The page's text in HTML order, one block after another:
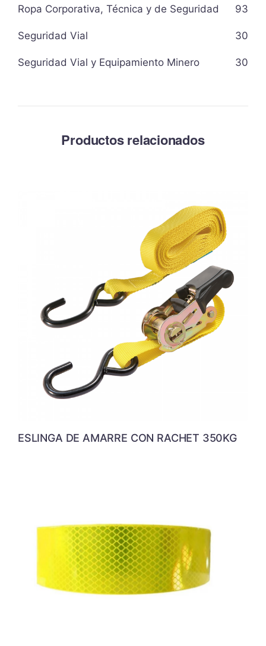
Ropa Corporativa, Técnica y de Seguridad 93
Seguridad Vial 30
Seguridad Vial y Equipamiento Minero 30
Productos relacionados
ESLINGA DE AMARRE CON RACHET 350KG